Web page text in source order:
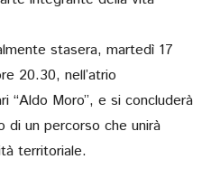
stasera, martedì 17
20.30, nell’atrio
“Aldo Moro”, e si concluderà
un percorso che unirà
territoriale.